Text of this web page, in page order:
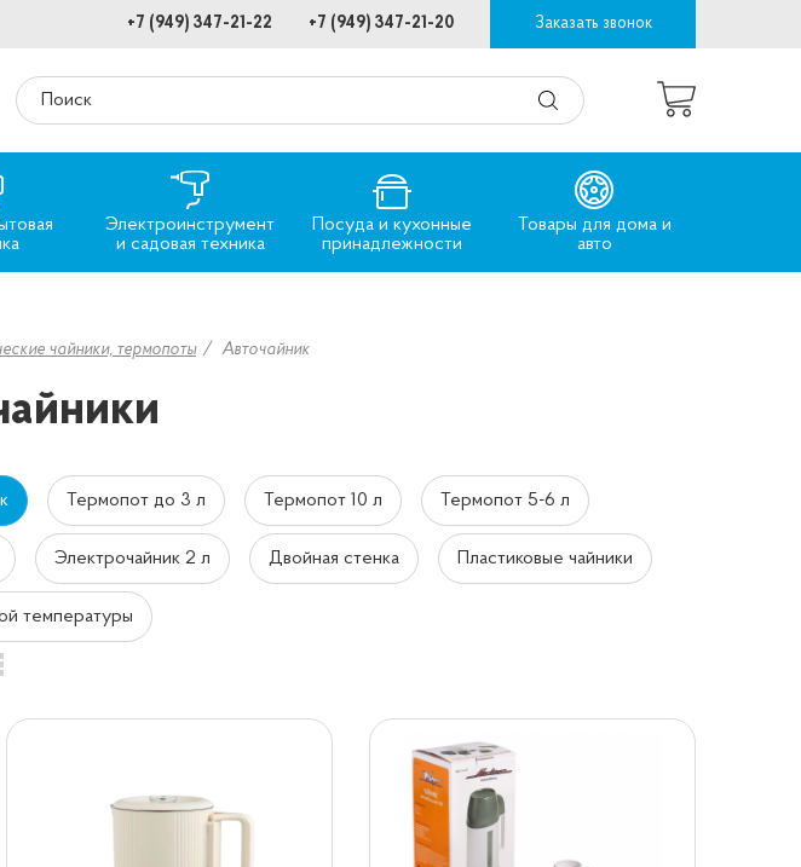
Заказать звонок
+7 (949) 347-21-20
+7 (949) 347-21-22
Электроинструмент
и садовая техника
Посуда и кухонные
принадлежности
Товары для дома и
авто
чайники, термопоты Авточайник
Термопот до 3 л Термопот 10 л Термопот 5-6 л
Электрочайник 2 л Двойная стенка Пластиковые чайники
температуры